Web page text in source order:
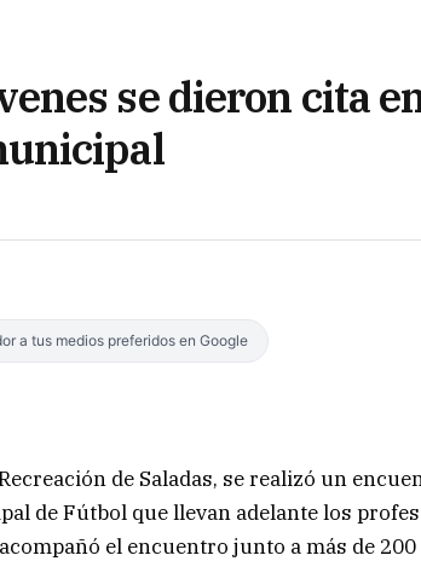
se dieron cita
a tus medios preferidos en Google
de Saladas, se realizó un
de Fútbol que llevan adelante los
el encuentro junto a más de